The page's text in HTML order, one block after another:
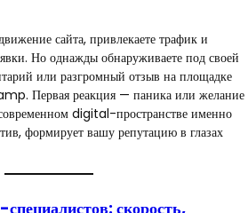
сайта, привлекаете трафик и
Но однажды обнаруживаете под своей
или разгромный отзыв на площадке
Первая реакция — паника или желание
digital-пространстве именно
формирует вашу репутацию в глазах
скорость,